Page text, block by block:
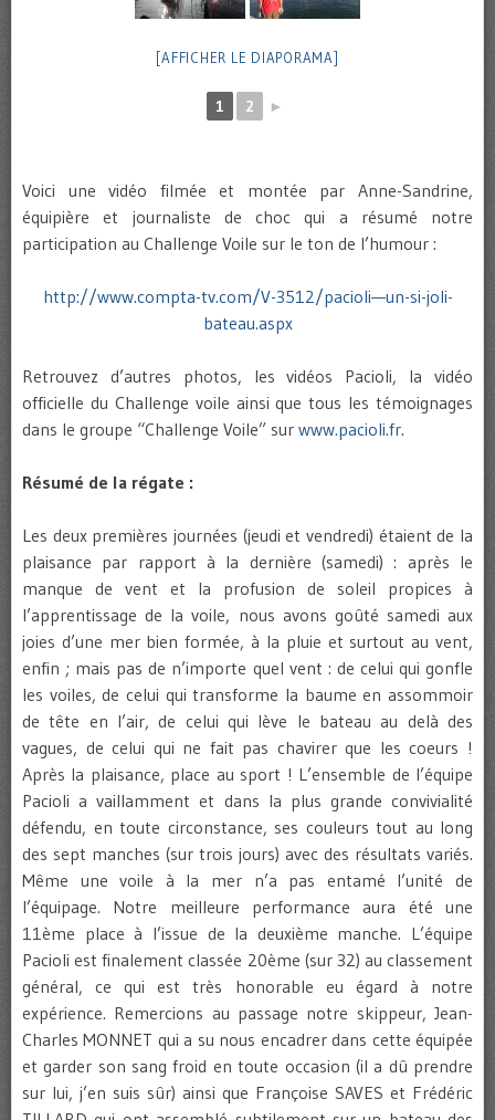
[AFFICHER LE DIAPORAMA]
1 2 ►
Voici une vidéo filmée et montée par Anne-Sandrine,
équipière et journaliste de choc qui a résumé notre
participation au Challenge Voile sur le ton de l’humour :
http://www.compta-tv.com/V-3512/pacioli—un-si-joli-
bateau.aspx
Retrouvez d’autres photos, les vidéos Pacioli, la vidéo
officielle du Challenge voile ainsi que tous les témoignages
dans le groupe “Challenge Voile” sur www.pacioli.fr.
Résumé de la régate :
Les deux premières journées (jeudi et vendredi) étaient de la
plaisance par rapport à la dernière (samedi) : après le
manque de vent et la profusion de soleil propices à
l’apprentissage de la voile, nous avons goûté samedi aux
joies d’une mer bien formée, à la pluie et surtout au vent,
enfin ; mais pas de n’importe quel vent : de celui qui gonfle
les voiles, de celui qui transforme la baume en assommoir
de tête en l’air, de celui qui lève le bateau au delà des
vagues, de celui qui ne fait pas chavirer que les coeurs !
Après la plaisance, place au sport ! L’ensemble de l’équipe
Pacioli a vaillamment et dans la plus grande convivialité
défendu, en toute circonstance, ses couleurs tout au long
des sept manches (sur trois jours) avec des résultats variés.
Même une voile à la mer n’a pas entamé l’unité de
l’équipage. Notre meilleure performance aura été une
11ème place à l’issue de la deuxième manche. L’équipe
Pacioli est finalement classée 20ème (sur 32) au classement
général, ce qui est très honorable eu égard à notre
expérience. Remercions au passage notre skippeur, Jean-
Charles MONNET qui a su nous encadrer dans cette équipée
et garder son sang froid en toute occasion (il a dû prendre
sur lui, j’en suis sûr) ainsi que Françoise SAVES et Frédéric